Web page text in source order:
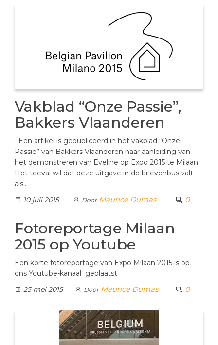
Vakblad “Onze Passie”,
Bakkers Vlaanderen
Een artikel is gepubliceerd in het vakblad “Onze
Passie” van Bakkers Vlaanderen naar aanleiding van
het demonstreren van Eveline op Expo 2015 te Milaan.
Het toeval wil dat deze uitgave in de brievenbus valt
als…
10 juli 2015
Door Maurice Dumas 0
Fotoreportage Milaan
2015 op Youtube
Een korte fotoreportage van Expo Milaan 2015 is op
ons Youtube-kanaal geplaatst.
25 mei 2015
Door Maurice Dumas 0